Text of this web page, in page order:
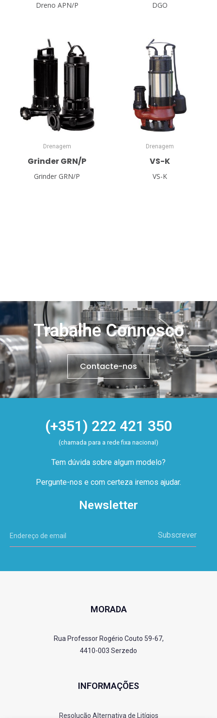
Dreno APN/P DGO
Drenagem
Grinder GRN/P
Grinder GRN/P
Drenagem
VS-K
VS-K
Trabalhe Connosco
Contacte-nos
(+351) 222 421 350
(chamada para a rede fixa nacional)
Tem dúvida sobre algum modelo?
Pergunte-nos e com certeza iremos ajudar.
Newsletter
Subscrever
MORADA
Rua Professor Rogério Couto 59-67,
4410-003 Serzedo
INFORMAÇÕES
Resolução Alternativa de Litígios